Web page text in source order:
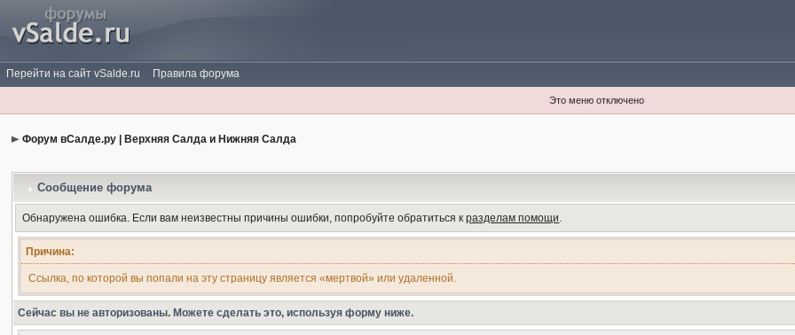
Перейти на сайт vSalde.ru Правила форума
Это меню отключено
Форум вСалде.ру | Верхняя Салда и Нижняя Салда
Сообщение форума
Обнаружена ошибка. Если вам неизвестны причины ошибки, попробуйте обратиться кразделам помощи.
Причина:
Ссылка, по которой вы попали на эту страницу является «мертвой» или удаленной.
Сейчас вы не авторизованы. Можете сделать это, используя форму ниже.